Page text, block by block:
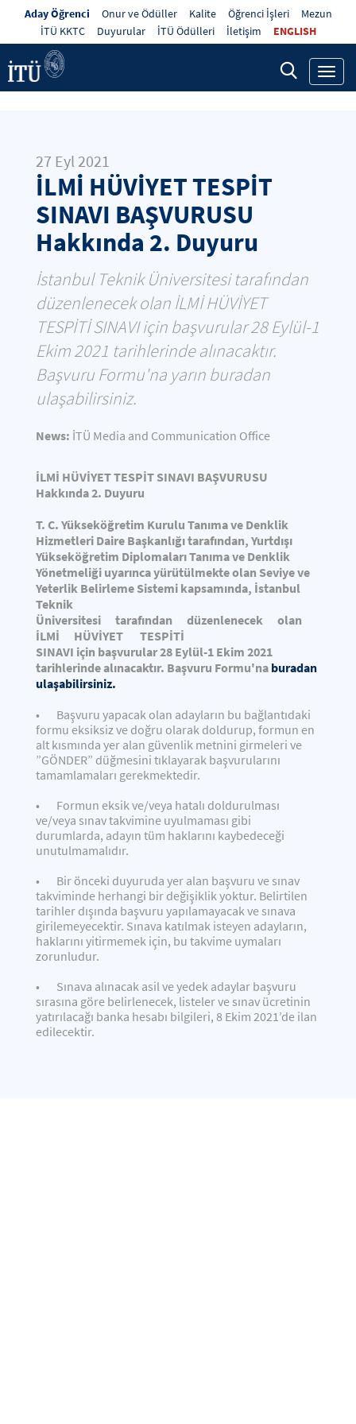
Aday Öğrenci Onur ve Ödüller Kalite Öğrenci İşleri
Mezun
İTÜ KKTC
Duyurular İTÜ Ödülleri İletişim ENGLISH
27 Eyl 2021
İLMİ HÜVİYET TESPİT
SINAVI BAŞVURUSU
Hakkında 2. Duyuru
İstanbul Teknik Üniversitesi tarafından
düzenlenecek olan İLMİ HÜVİYET
TESPİTİ SINAVI için başvurular 28 Eylül-1
Ekim 2021 tarihlerinde alınacaktır.
Başvuru Formu'na yarın buradan
ulaşabilirsiniz.
News: İTÜ Media and Communication Office
İLMİ HÜVİYET TESPİT SINAVI BAŞVURUSU
Hakkında 2. Duyuru
T. C. Yükseköğretim Kurulu Tanıma ve Denklik
Hizmetleri Daire Başkanlığı tarafından, Yurtdışı
Yükseköğretim Diplomaları Tanıma ve Denklik
Yönetmeliği uyarınca yürütülmekte olan Seviye ve
Yeterlik Belirleme Sistemi kapsamında, İstanbul
Teknik
Üniversitesi tarafından düzenlenecek olan
İLMİ HÜVİYET TESPİTİ
SINAVI için başvurular 28 Eylül-1 Ekim 2021
tarihlerinde alınacaktır. Başvuru Formu'na buradan
ulaşabilirsiniz.
• Başvuru yapacak olan adayların bu bağlantıdaki
formu eksiksiz ve doğru olarak doldurup, formun en
alt kısmında yer alan güvenlik metnini girmeleri ve
”GÖNDER” düğmesini tıklayarak başvurularını
tamamlamaları gerekmektedir.
• Formun eksik ve/veya hatalı doldurulması
ve/veya sınav takvimine uyulmaması gibi
durumlarda, adayın tüm haklarını kaybedeceği
unutulmamalıdır.
• Bir önceki duyuruda yer alan başvuru ve sınav
takviminde herhangi bir değişiklik yoktur. Belirtilen
tarihler dışında başvuru yapılamayacak ve sınava
girilemeyecektir. Sınava katılmak isteyen adayların,
haklarını yitirmemek için, bu takvime uymaları
zorunludur.
• Sınava alınacak asil ve yedek adaylar başvuru
sırasına göre belirlenecek, listeler ve sınav ücretinin
yatırılacağı banka hesabı bilgileri, 8 Ekim 2021’de ilan
edilecektir.